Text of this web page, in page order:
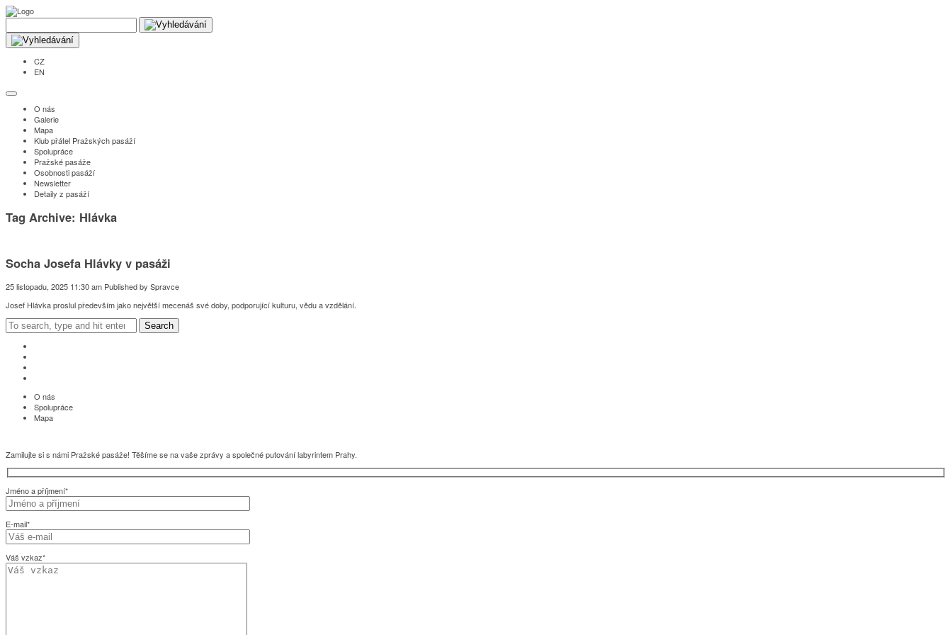
CZ
EN
O nás
Galerie
Mapa
Klub přátel Pražských pasáží
Spolupráce
Pražské pasáže
Osobnosti pasáží
Newsletter
Detaily z pasáží
Tag Archive: Hlávka
Socha Josefa Hlávky v pasáži
25 listopadu, 2025 11:30 am Published by Spravce
Josef Hlávka proslul především jako největší mecenáš své doby, podporující kulturu, vědu a vzdělání.
Search
O nás
Spolupráce
Mapa
Zamilujte si s námi Pražské pasáže! Těšíme se na vaše zprávy a společné putování labyrintem Prahy.
Jméno a příjmení*
E-mail*
Váš vzkaz*